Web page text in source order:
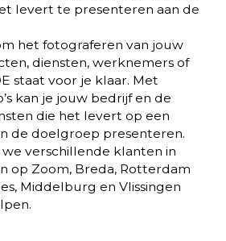
levert te presenteren aan de
het fotograferen van jouw
diensten, werknemers of
staat voor je klaar. Met
kan je jouw bedrijf en de
die het levert op een
de doelgroep presenteren.
verschillende klanten in
op Zoom, Breda, Rotterdam
Middelburg en Vlissingen